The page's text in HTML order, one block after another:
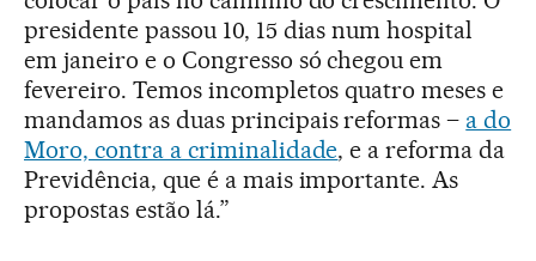
presidente passou 10, 15 dias num hospital
em janeiro e o Congresso só chegou em
fevereiro. Temos incompletos quatro meses e
mandamos as duas principais reformas – a do
Moro, contra a criminalidade, e a reforma da
Previdência, que é a mais importante. As
propostas estão lá.”